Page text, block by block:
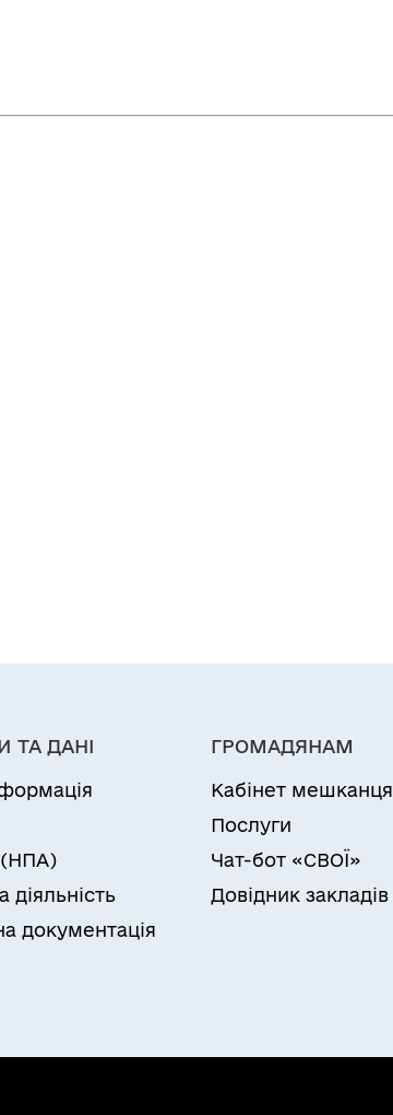
ТА ДАНІ
діяльність
документація
ГРОМАДЯНАМ
Кабінет мешканця
Послуги
Чат-бот «СВОЇ»
Довідник закладів